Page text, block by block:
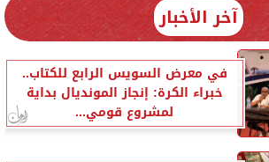
آخر الأخبار
في معرض السويس الرابع للكتاب..
خبراء الكرة: إنجاز المونديال بداية
لمشروع قومي...